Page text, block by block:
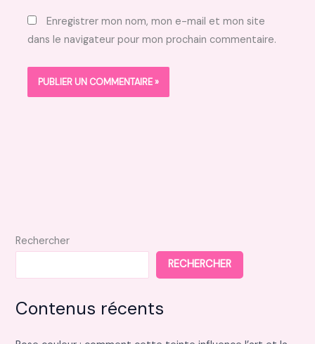
Enregistrer mon nom, mon e-mail et mon site
dans le navigateur pour mon prochain commentaire.
Rechercher
RECHERCHER
Contenus récents